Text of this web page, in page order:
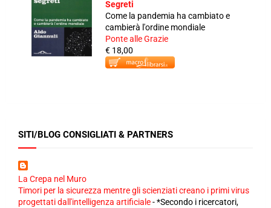
Segreti
Come la pandemia ha cambiato e
cambierà l'ordine mondiale
Ponte alle Grazie
€ 18,00
SITI/BLOG CONSIGLIATI & PARTNERS
La Crepa nel Muro
Timori per la sicurezza mentre gli scienziati creano i primi virus
progettati dall'intelligenza artificiale-*Secondo i ricercatori,